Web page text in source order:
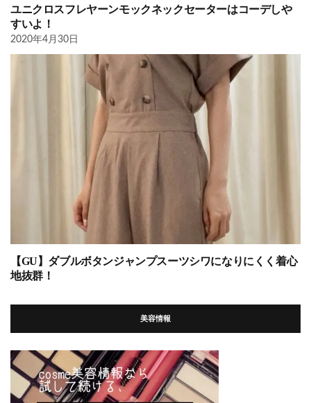
ユニクロスフレヤーンモックネックセーターはコーデしや
すいよ！
2020年4月30日
【GU】ダブルボタンジャンプスーツシワになりにくく着心
地抜群！
美容情報